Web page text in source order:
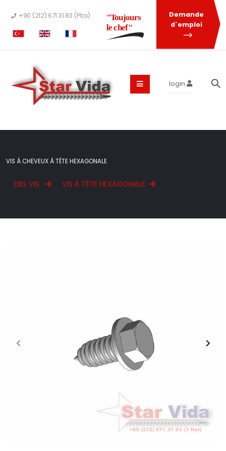
+90 (212) 671 31 83 (Pbx)
"Toujours
le chef"
Demande
d`emploi
login
DES VIS VIS À TÊTE HEXAGONALE
VIS À CHEVEUX À TÊTE HEXAGONALE